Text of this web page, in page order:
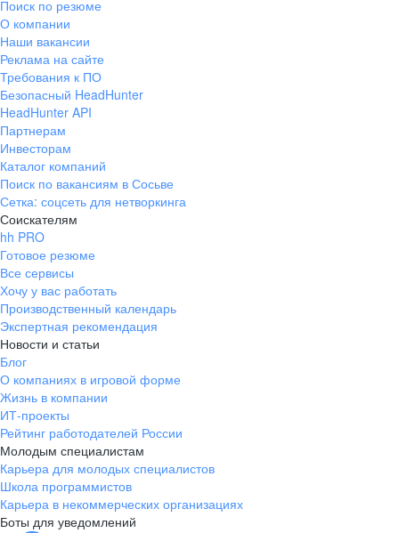
Поиск по резюме
О компании
Наши вакансии
Реклама на сайте
Требования к ПО
Безопасный HeadHunter
HeadHunter API
Партнерам
Инвесторам
Каталог компаний
Поиск по вакансиям в Сосьве
Сетка: соцсеть для нетворкинга
Соискателям
hh PRO
Готовое резюме
Все сервисы
Хочу у вас работать
Производственный календарь
Экспертная рекомендация
Новости и статьи
Блог
О компаниях в игровой форме
Жизнь в компании
ИТ-проекты
Рейтинг работодателей России
Молодым специалистам
Карьера для молодых специалистов
Школа программистов
Карьера в некоммерческих организациях
Боты для уведомлений